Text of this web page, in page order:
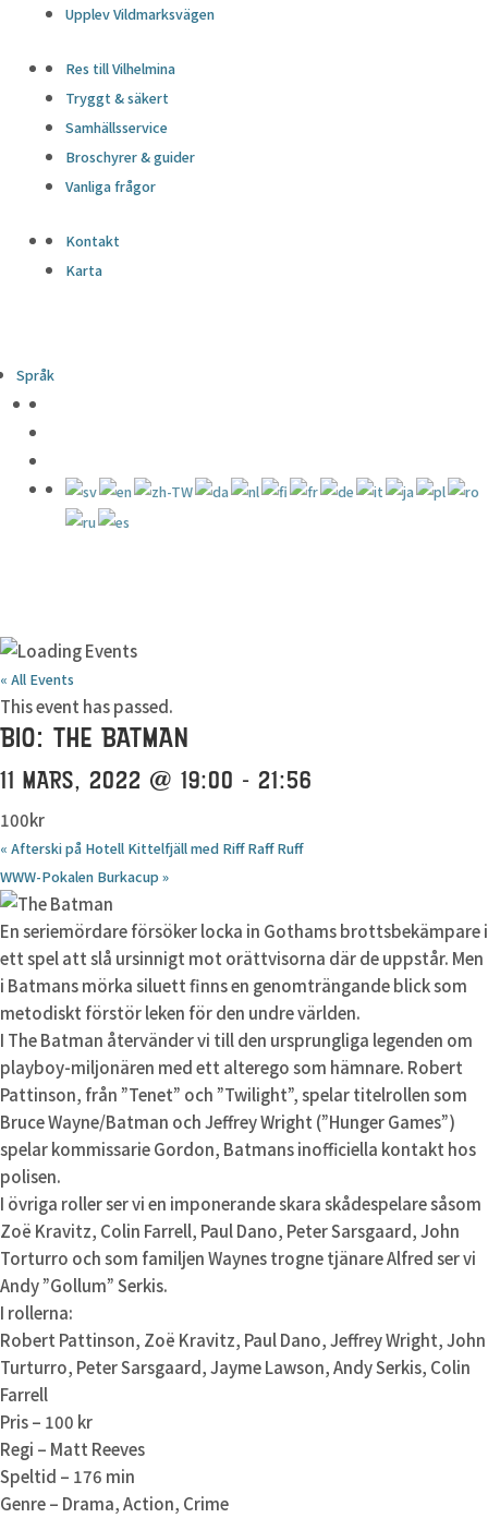
Upplev Vildmarksvägen
Res till Vilhelmina
Tryggt & säkert
Samhällsservice
Broschyrer & guider
Vanliga frågor
Kontakt
Karta
Språk
« All Events
This event has passed.
BIO: THE BATMAN
11 MARS, 2022 @ 19:00 - 21:56
100kr
« Afterski på Hotell Kittelfjäll med Riff Raff Ruff
WWW-Pokalen Burkacup»
En seriemördare försöker locka in Gothams brottsbekämpare i
ett spel att slå ursinnigt mot orättvisorna där de uppstår. Men
i Batmans mörka siluett finns en genomträngande blick som
metodiskt förstör leken för den undre världen.
I The Batman återvänder vi till den ursprungliga legenden om
playboy-miljonären med ett alterego som hämnare. Robert
Pattinson, från ”Tenet” och ”Twilight”, spelar titelrollen som
Bruce Wayne/Batman och Jeffrey Wright (”Hunger Games”)
spelar kommissarie Gordon, Batmans inofficiella kontakt hos
polisen.
I övriga roller ser vi en imponerande skara skådespelare såsom
Zoë Kravitz, Colin Farrell, Paul Dano, Peter Sarsgaard, John
Torturro och som familjen Waynes trogne tjänare Alfred ser vi
Andy ”Gollum” Serkis.
I rollerna:
Robert Pattinson, Zoë Kravitz, Paul Dano, Jeffrey Wright, John
Turturro, Peter Sarsgaard, Jayme Lawson, Andy Serkis, Colin
Farrell
Pris – 100 kr
Regi – Matt Reeves
Speltid – 176 min
Genre – Drama, Action, Crime